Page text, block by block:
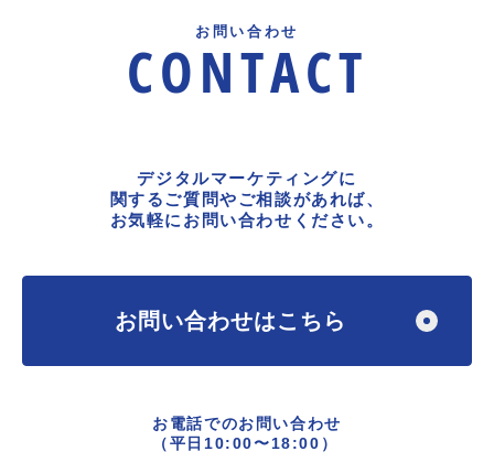
お問い合わせ
CONTACT
デジタルマーケティングに
関するご質問やご相談があれば、
お気軽にお問い合わせください。
お問い合わせはこちら
お電話でのお問い合わせ
（平日10:00〜18:00）